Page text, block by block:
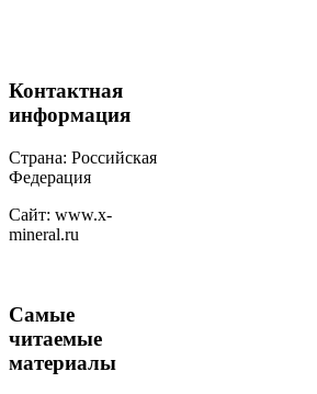
Контактная
информация
Страна: Российская
Федерация
Сайт: www.x-
mineral.ru
Самые
читаемые
материалы